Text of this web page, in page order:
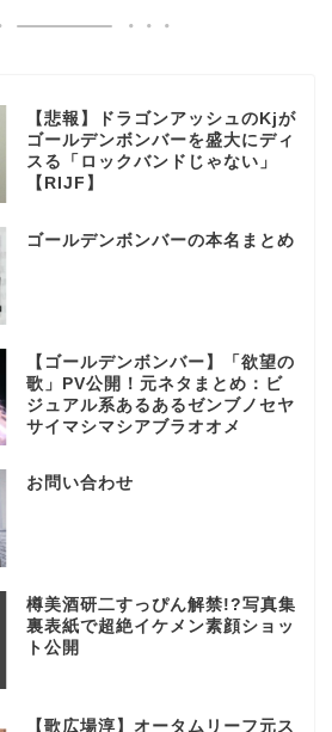
【悲報】ドラゴンアッシュのKjが
ゴールデンボンバーを盛大にディ
スる「ロックバンドじゃない」
【RIJF】
ゴールデンボンバーの本名まとめ
【ゴールデンボンバー】「欲望の
歌」PV公開！元ネタまとめ：ビ
ジュアル系あるあるゼンブノセヤ
サイマシマシアブラオオメ
お問い合わせ
樽美酒研二すっぴん解禁!?写真集
裏表紙で超絶イケメン素顔ショッ
ト公開
【歌広場淳】オータムリーフ元ス